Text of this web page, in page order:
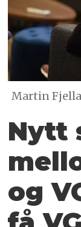
Martin
Nytt
og